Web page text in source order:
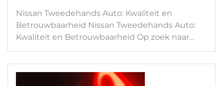
Nissan Tweedehands Auto: Kwaliteit en
Betrouwbaarheid Nissan Tweedehands Auto:
Kwaliteit en Betrouwbaarheid Op zoek naar…